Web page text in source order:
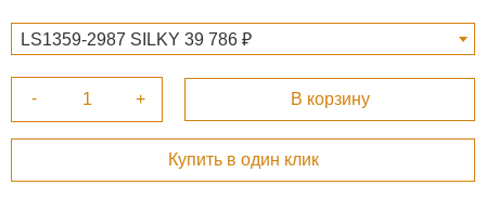
LS1359-2987 SILKY 39 786 ₽